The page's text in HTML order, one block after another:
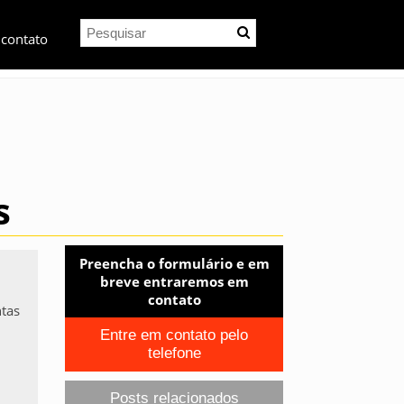
Preencha o formulário e em
breve entraremos em
contato
Entre em contato pelo
telefone
Posts relacionados